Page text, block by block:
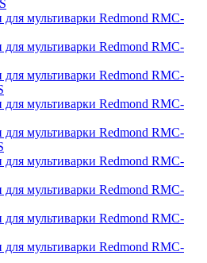
для мультиварки Redmond RMC-
для мультиварки Redmond RMC-
для мультиварки Redmond RMC-
для мультиварки Redmond RMC-
для мультиварки Redmond RMC-
для мультиварки Redmond RMC-
для мультиварки Redmond RMC-
для мультиварки Redmond RMC-
для мультиварки Redmond RMC-